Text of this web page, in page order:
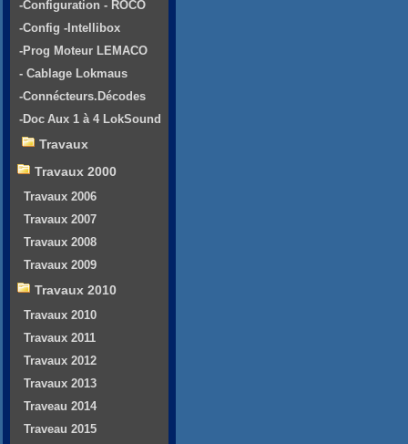
-Configuration - ROCO
-Config -Intellibox
-Prog Moteur LEMACO
- Cablage Lokmaus
-Connécteurs.Décodes
-Doc Aux 1 à 4 LokSound
Travaux
Travaux 2000
Travaux 2006
Travaux 2007
Travaux 2008
Travaux 2009
Travaux 2010
Travaux 2010
Travaux 2011
Travaux 2012
Travaux 2013
Traveau 2014
Traveau 2015